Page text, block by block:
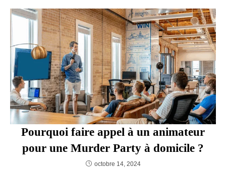
Activités originales de team building
pour renforcer la cohésion d’équipe
et stimuler la créativité
octobre 2, 2023